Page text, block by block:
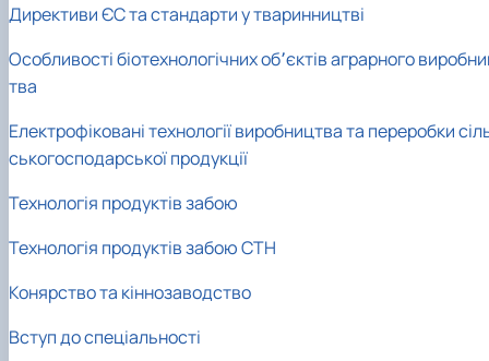
Директиви ЄС та стандарти у тваринництві
Особливості біотехнологічних об՚єктів аграрного
тва
Електрофіковані технології виробництва та переробки
ськогосподарської продукції
Технологія продуктів забою
Технологія продуктів забою СТН
Конярство та кіннозаводство
Вступ до спеціальності